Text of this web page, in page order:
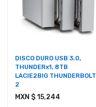
DISCO DURO USB 3.0,
THUNDERx1, 8TB
LACIE2BIG THUNDERBOLT
2
MXN $ 15,244